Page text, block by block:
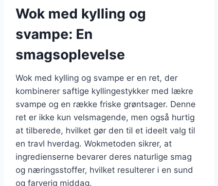
Wok med kylling og
svampe: En
smagsoplevelse
Wok med kylling og svampe er en ret, der
kombinerer saftige kyllingestykker med lækre
svampe og en række friske grøntsager. Denne
ret er ikke kun velsmagende, men også hurtig
at tilberede, hvilket gør den til et ideelt valg til
en travl hverdag. Wokmetoden sikrer, at
ingredienserne bevarer deres naturlige smag
og næringsstoffer, hvilket resulterer i en sund
og farverig middag.